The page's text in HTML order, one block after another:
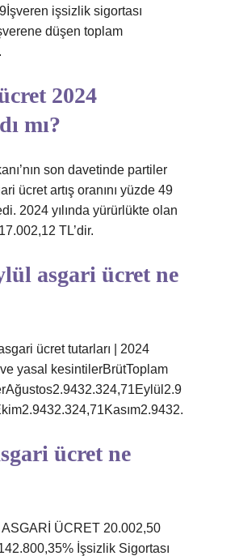
işsizlik sigortası
düşen toplam
2024
mı?
son davetinde partiler
ücret artış oranını yüzde 49
2024 yılında yürürlükte olan
TL’dir.
asgari ücret ne
ücret tutarları | 2024
yasal kesintilerBrütToplam
ücret ne
ÜCRET 20.002,50
İşsizlik Sigortası